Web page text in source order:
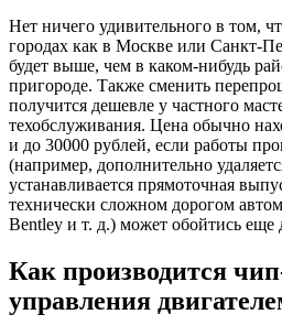
Нет ничего удивительного в том,
городах как в Москве или Санкт-
будет выше, чем в каком-нибудь
пригороде. Также сменить
получится дешевле у частного
техобслуживания. Цена обычно
и до 30000 рублей, если работы
(например, дополнительно
устанавливается прямоточная
технически сложном дорогом
Bentley и т. д.) может обойтись еще
Как производится
управления